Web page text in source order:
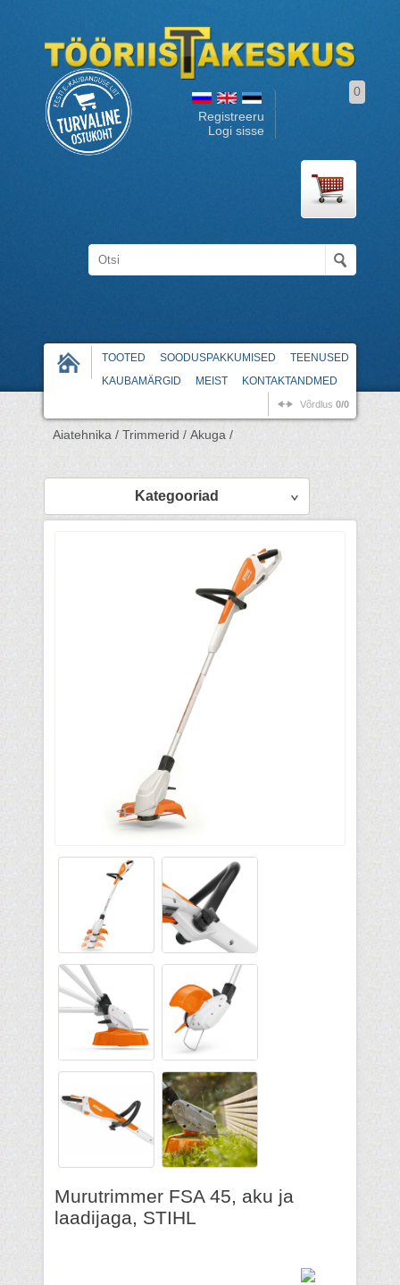
Registreeru
Logi sisse
0
TOOTED SOODUSPAKKUMISED
TEENUSED
KAUBAMÄRGID
MEIST KONTAKTANDMED
Võrdlus 0/0
Aiatehnika / Trimmerid / Akuga /
Kategooriad
Murutrimmer FSA 45, aku ja
laadijaga, STIHL